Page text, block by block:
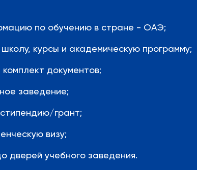
по обучению в стране - ОАЭ;
курсы и академическую программу;
документов;
заведение;
грант;
визу;
дверей учебного заведения.